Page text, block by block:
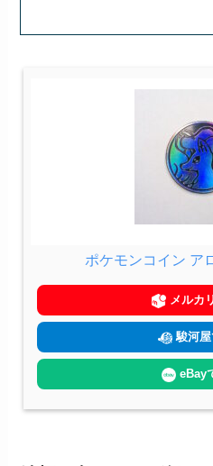
ポケモンコイン ア
メルカ
駿河屋
eBay